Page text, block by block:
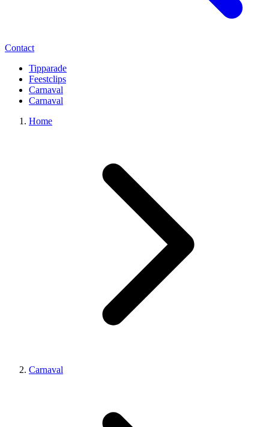
Contact
Tipparade
Feestclips
Carnaval
Carnaval
Home
Carnaval